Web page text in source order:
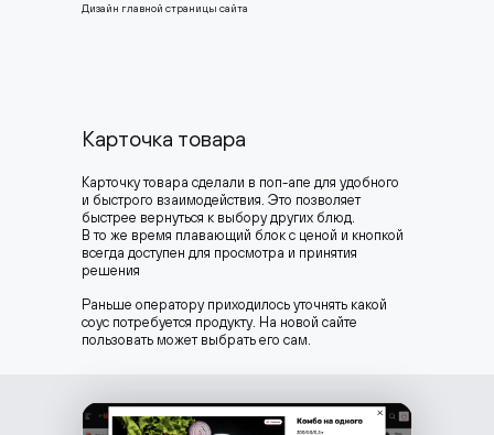
Дизайн главной страницы сайта
Карточка товара
Карточку товара сделали в поп-апе для удобного
и быстрого взаимодействия. Это позволяет
быстрее вернуться к выбору других блюд.
В то же время плавающий блок с ценой и кнопкой
всегда доступен для просмотра и принятия
решения
Раньше оператору приходилось уточнять какой
соус потребуется продукту. На новой сайте
пользовать может выбрать его сам.